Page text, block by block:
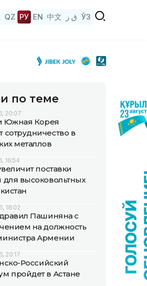
QZ РУ EN 中文 ق ز ЎЗ
по теме
20:07
Южная Корея
в
металлов
16:54
поставки
высоковольтных
18:02
Пашиняна с
на должность
Армении
20:17
Российский
пройдет в Астане